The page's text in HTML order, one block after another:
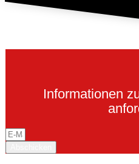
Informationen